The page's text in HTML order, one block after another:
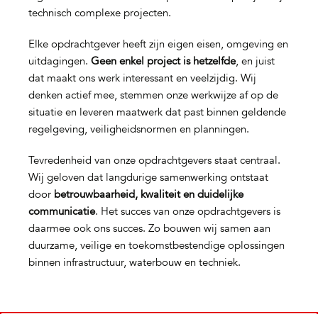
technisch complexe projecten.
Elke opdrachtgever heeft zijn eigen eisen, omgeving en
uitdagingen. Geen enkel project is hetzelfde, en juist
dat maakt ons werk interessant en veelzijdig. Wij
denken actief mee, stemmen onze werkwijze af op de
situatie en leveren maatwerk dat past binnen geldende
regelgeving, veiligheidsnormen en planningen.
Tevredenheid van onze opdrachtgevers staat centraal.
Wij geloven dat langdurige samenwerking ontstaat
door betrouwbaarheid, kwaliteit en duidelijke
communicatie. Het succes van onze opdrachtgevers is
daarmee ook ons succes. Zo bouwen wij samen aan
duurzame, veilige en toekomstbestendige oplossingen
binnen infrastructuur, waterbouw en techniek.